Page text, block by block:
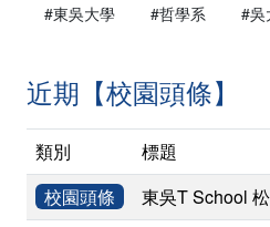
#東吳大學 #哲學系 #吳
近期【校園頭條】
類別
標題
校園頭條
東吳T School